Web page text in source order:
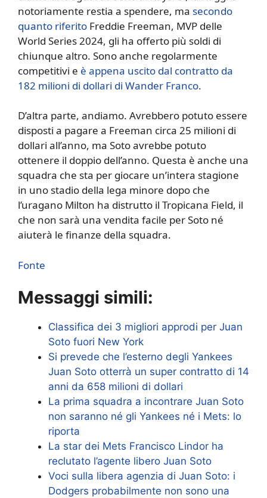
notoriamente restia a spendere, ma secondo
quanto riferito Freddie Freeman, MVP delle
World Series 2024, gli ha offerto più soldi di
chiunque altro. Sono anche regolarmente
competitivi e è appena uscito dal contratto da
182 milioni di dollari di Wander Franco.
D’altra parte, andiamo. Avrebbero potuto essere
disposti a pagare a Freeman circa 25 milioni di
dollari all’anno, ma Soto avrebbe potuto
ottenere il doppio dell’anno. Questa è anche una
squadra che sta per giocare un’intera stagione
in uno stadio della lega minore dopo che
l’uragano Milton ha distrutto il Tropicana Field, il
che non sarà una vendita facile per Soto né
aiuterà le finanze della squadra.
Fonte
Messaggi simili:
Classifica dei 3 migliori approdi per Juan
Soto fuori New York
Si prevede che l’esterno degli Yankees
Juan Soto otterrà un super contratto di 14
anni da 658 milioni di dollari
La prima squadra a incontrare Juan Soto
non saranno né gli Yankees né i Mets: lo
riporta
La star dei Mets Francisco Lindor ha
reclutato l’agente libero Juan Soto
Voci sulla libera agenzia di Juan Soto: i
Dodgers probabilmente non sono una